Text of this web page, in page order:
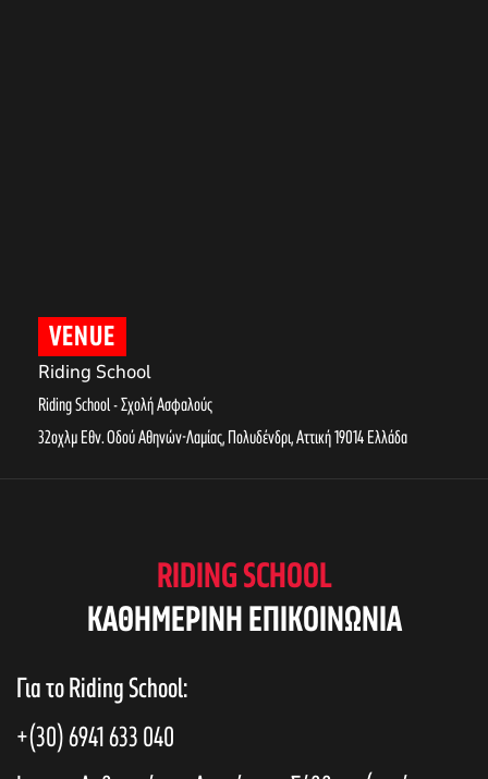
VENUE
Riding School
Riding School - Σχολή Ασφαλούς
32οχλμ Εθν. Οδού Αθηνών-Λαμίας, Πολυδένδρι,Αττική19014Ελλάδα
RIDING SCHOOL
KAΘΗΜΕΡΙΝΗ ΕΠΙΚΟΙΝΩΝΙΑ
Για το Riding School:
+(30) 6941 633 040